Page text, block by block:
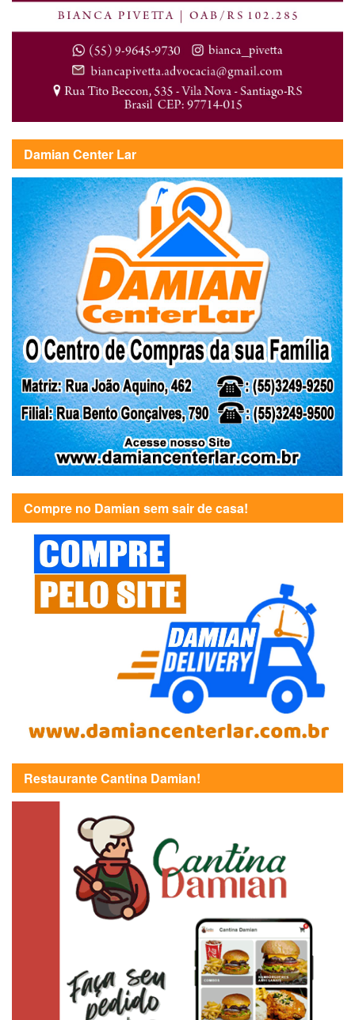
Damian Center Lar
Compre no Damian sem sair de casa!
Restaurante Cantina Damian!